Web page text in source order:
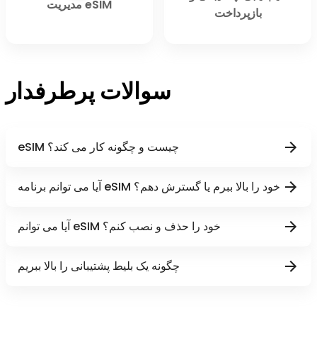
مدیریت eSIM
بازپرداخت
سوالات پرطرفدار
eSIM چیست و چگونه کار می کند؟
آیا می توانم برنامه eSIM خود را بالا ببرم یا گسترش دهم؟
آیا می توانم eSIM خود را حذف و نصب کنم؟
چگونه یک بلیط پشتیبانی را بالا ببریم